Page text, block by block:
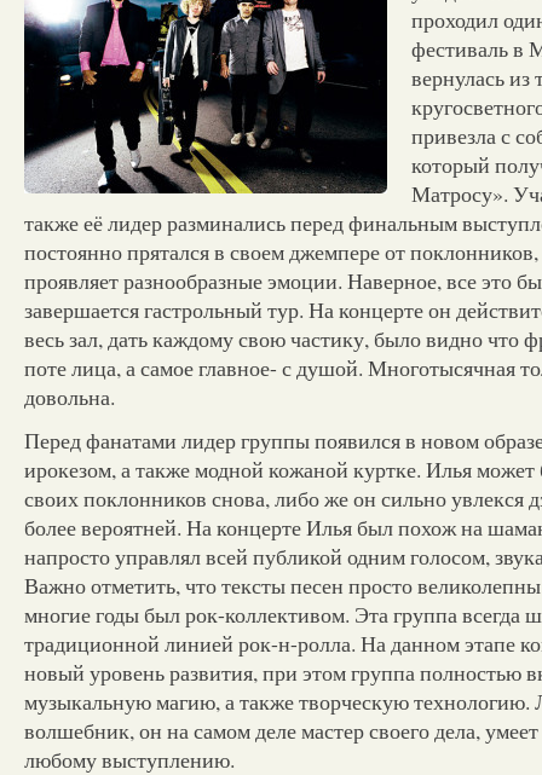
проходил
фестиваль в
вернулась из
привезла с
который
Матросу».
также её лидер разминались перед финальным
постоянно прятался в своем джемпере от
проявляет разнообразные эмоции. Наверное, все это
завершается гастрольный тур. На концерте он
весь зал, дать каждому свою частику, было видно что
поте лица, а самое главное- с душой. Многотысячная
довольна.
Перед фанатами лидер группы появился в новом
ирокезом, а также модной кожаной куртке. Илья
своих поклонников снова, либо же он сильно увлекся
более вероятней. На концерте Илья был похож на
напросто управлял всей публикой одним голосом,
Важно отметить, что тексты песен просто
многие годы был рок-коллективом. Эта группа всегда
традиционной линией рок-н-ролла. На данном этапе
новый уровень развития, при этом группа полностью
музыкальную магию, а также творческую технологию.
волшебник, он на самом деле мастер своего дела,
любому выступлению.